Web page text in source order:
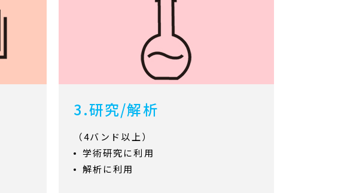
3.研究/解析
（4バンド以上）
学術研究に利用
解析に利用